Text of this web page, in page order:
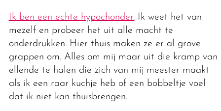
Ik ben een echte hypochonder.Ik weet het van
mezelf en probeer het uit alle macht te
onderdrukken. Hier thuis maken ze er al grove
grappen om. Alles om mij maar uit die kramp van
ellende te halen die zich van mij meester maakt
als ik een raar kuchje heb of een bobbeltje voel
dat ik niet kan thuisbrengen.